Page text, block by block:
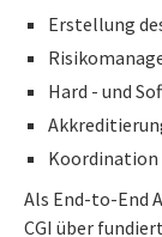
Erstellung
Hard - und
Als End-to-End
CGI über